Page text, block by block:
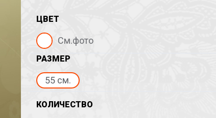
ЦВЕТ
См.фото
РАЗМЕР
55 см.
КОЛИЧЕСТВО